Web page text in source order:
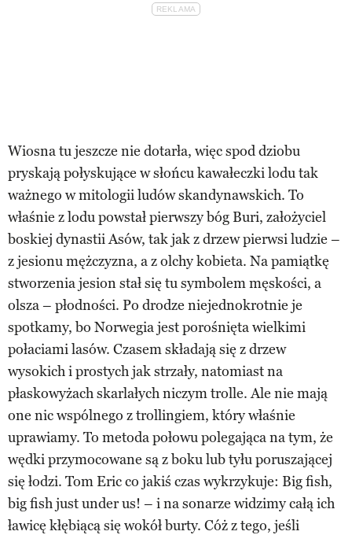
Wiosna tu jeszcze nie dotarła, więc spod dziobu
pryskają połyskujące w słońcu kawałeczki lodu tak
ważnego w mitologii ludów skandynawskich. To
właśnie z lodu powstał pierwszy bóg Buri, założyciel
boskiej dynastii Asów, tak jak z drzew pierwsi ludzie –
z jesionu mężczyzna, a z olchy kobieta. Na pamiątkę
stworzenia jesion stał się tu symbolem męskości, a
olsza – płodności. Po drodze niejednokrotnie je
spotkamy, bo Norwegia jest porośnięta wielkimi
połaciami lasów. Czasem składają się z drzew
wysokich i prostych jak strzały, natomiast na
płaskowyżach skarlałych niczym trolle. Ale nie mają
one nic wspólnego z trollingiem, który właśnie
uprawiamy. To metoda połowu polegająca na tym, że
wędki przymocowane są z boku lub tyłu poruszającej
się łodzi. Tom Eric co jakiś czas wykrzykuje: Big fish,
big fish just under us! – i na sonarze widzimy całą ich
ławicę kłębiącą się wokół burty. Cóż z tego, jeśli